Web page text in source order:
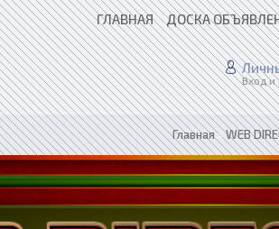
ГЛАВНАЯ ДОСКА
Вход и
Главная»WEB